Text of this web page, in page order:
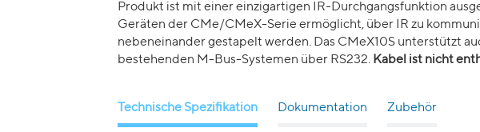
Produkt ist mit einer einzigartigen IR-Durchgangsfunktion
Geräten der CMe/CMeX-Serie ermöglicht, über IR zu
nebeneinander gestapelt werden. Das CMeX10S unterstützt
bestehenden M-Bus-Systemen über RS232. Kabel ist nicht
Technische Spezifikation Dokumentation Zubehör